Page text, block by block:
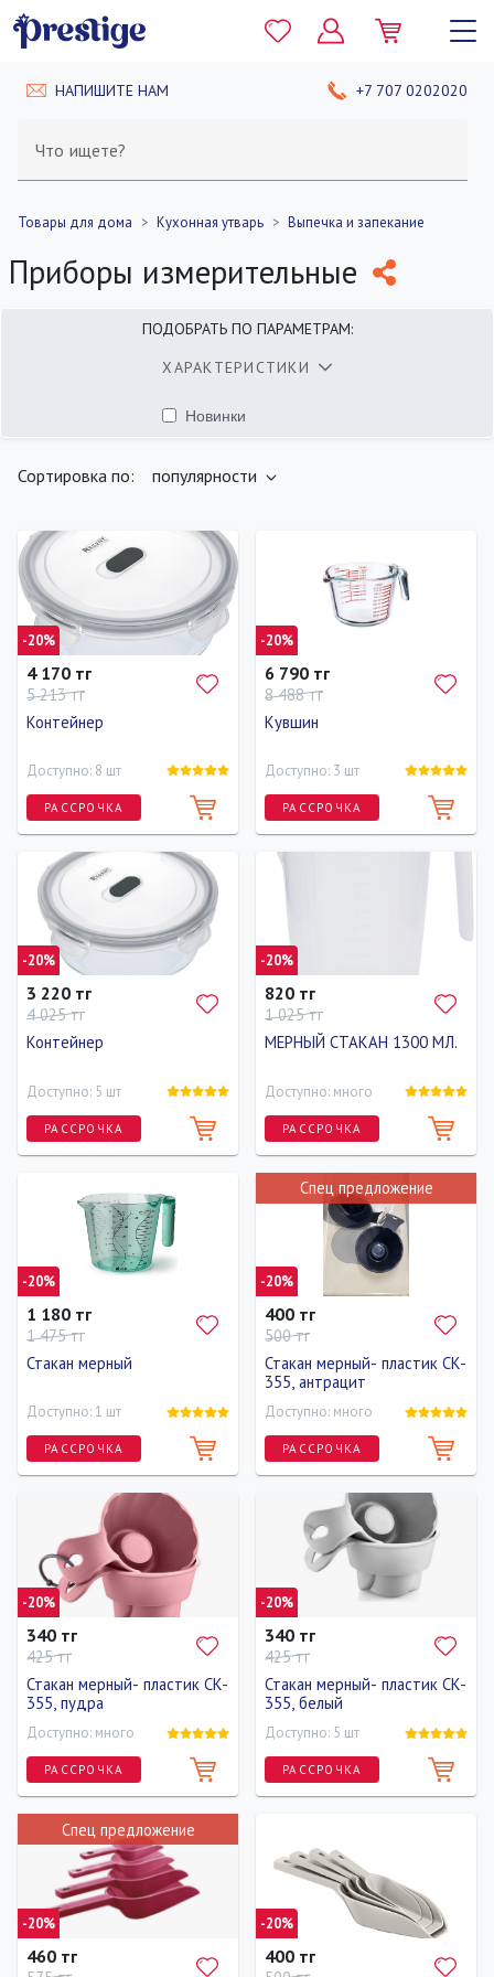
НАПИШИТЕ НАМ +7 707 0202020
Что ищете?
Товары для дома Кухонная утварь Выпечка и запекание
Приборы измерительные
ПОДОБРАТЬ ПО ПАРАМЕТРАМ:
ХАРАКТЕРИСТИКИ
Новинки
Сортировка по: популярности
-20%
4 170 тг
5 213 тг
Контейнер
Доступно: 8 шт
РАССРОЧКА
-20%
6 790 тг
8 488 тг
Кувшин
Доступно: 3 шт
РАССРОЧКА
-20%
3 220 тг
4 025 тг
Контейнер
Доступно: 5 шт
РАССРОЧКА
-20%
820 тг
1 025 тг
МЕРНЫЙ СТАКАН 1300 МЛ.
Доступно: много
РАССРОЧКА
Длина
13 см
Ширина
18.5 см
Высота
14 см
-20%
1 180 тг
1 475 тг
Стакан мерный
Доступно: 1 шт
РАССРОЧКА
-20%
400 тг
500 тг
Стакан мерный- пластик CK-
355, антрацит
Доступно: много
РАССРОЧКА
Спец предложение
-20%
340 тг
425 тг
Стакан мерный- пластик CK-
355, пудра
Доступно: много
РАССРОЧКА
-20%
340 тг
425 тг
Стакан мерный- пластик CK-
355, белый
Доступно: 5 шт
РАССРОЧКА
-20%
460 тг
Спец предложение
-20%
400 тг